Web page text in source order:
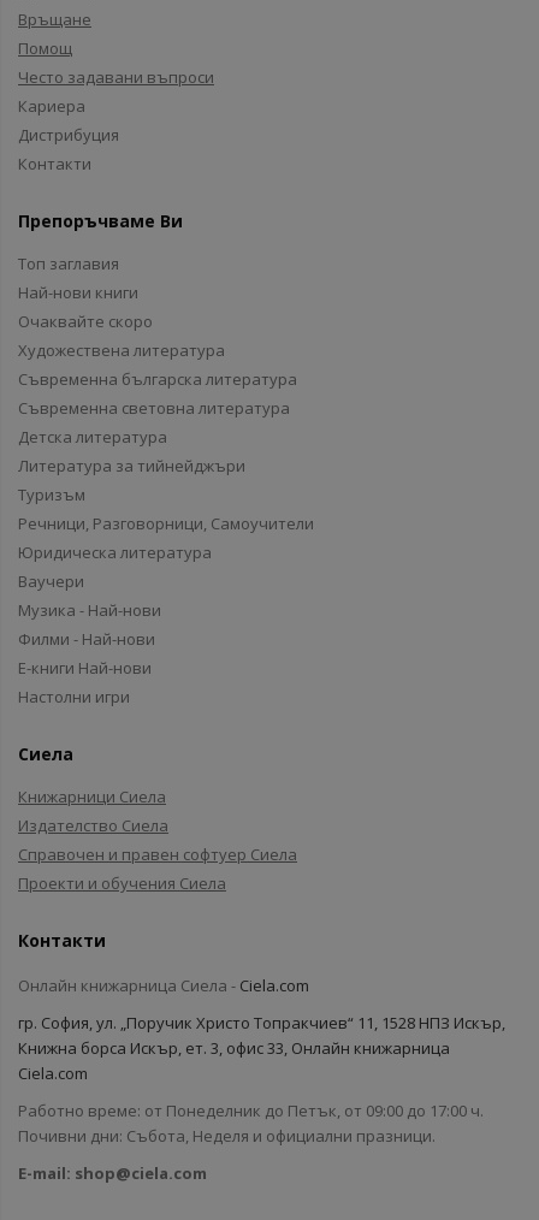
Връщане
Помощ
Често задавани въпроси
Кариера
Дистрибуция
Контакти
Препоръчваме Ви
Топ заглавия
Най-нови книги
Очаквайте скоро
Художествена литература
Съвременна българска литература
Съвременна световна литература
Детска литература
Литература за тийнейджъри
Туризъм
Речници, Разговорници, Самоучители
Юридическа литература
Ваучери
Музика - Най-нови
Филми - Най-нови
Е-книги Най-нови
Настолни игри
Сиела
Книжарници Сиела
Издателство Сиела
Справочен и правен софтуер Сиела
Проекти и обучения Сиела
Контакти
Онлайн книжарница Сиела - Ciela.com
гр. София, ул. „Поручик Христо Топракчиев“ 11, 1528 НПЗ Искър,
Книжна борса Искър, ет. 3, офис 33, Онлайн книжарница
Ciela.com
Работно време: от Понеделник до Петък, от 09:00 до 17:00 ч.
Почивни дни: Събота, Неделя и официални празници.
E-mail: shop@ciela.com